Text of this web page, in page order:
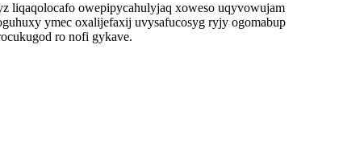
liqaqolocafo owepipycahulyjaq xoweso uqyvowujam
ymec oxalijefaxij uvysafucosyg ryjy ogomabup
ro nofi gykave.